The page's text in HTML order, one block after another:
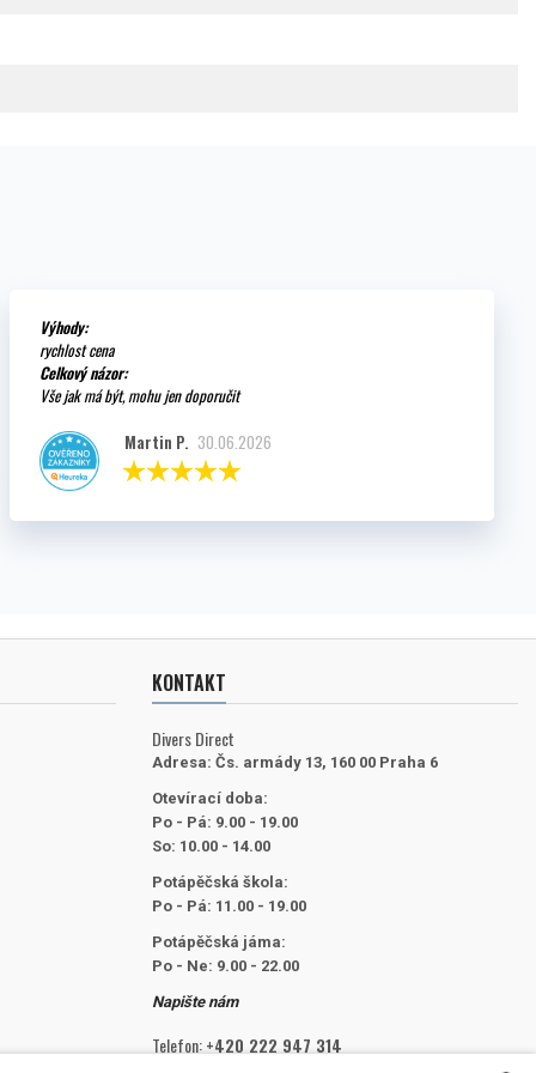
Výhody:
rychlost cena
Celkový názor:
Vše jak má být, mohu jen doporučit
Martin P. 30.06.2026
KONTAKT
Divers Direct
Adresa: Čs. armády 13, 160 00 Praha 6
Otevírací doba:
Po - Pá: 9.00 - 19.00
So: 10.00 - 14.00
Potápěčská škola:
Po - Pá: 11.00 - 19.00
Potápěčská jáma:
Po - Ne: 9.00 - 22.00
Napište nám
Telefon:+420 222 947 314